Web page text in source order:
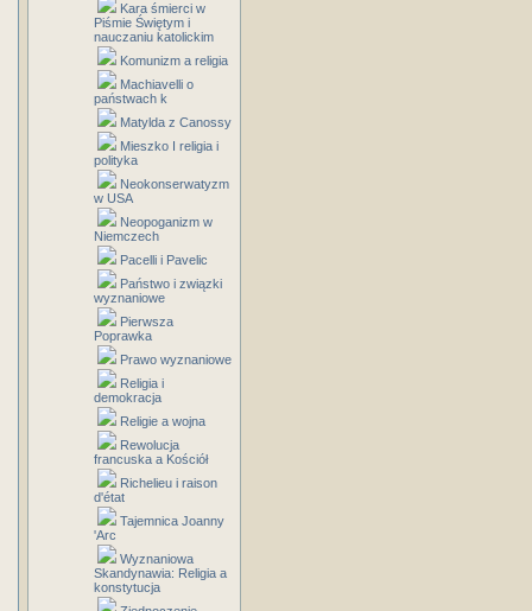
Kara śmierci w
Piśmie Świętym i
nauczaniu katolickim
Komunizm a religia
Machiavelli o
państwach k
Matylda z Canossy
Mieszko I religia i
polityka
Neokonserwatyzm
w USA
Neopoganizm w
Niemczech
Pacelli i Pavelic
Państwo i związki
wyznaniowe
Pierwsza
Poprawka
Prawo wyznaniowe
Religia i
demokracja
Religie a wojna
Rewolucja
francuska a Kościół
Richelieu i raison
d'état
Tajemnica Joanny
'Arc
Wyznaniowa
Skandynawia: Religia a
konstytucja